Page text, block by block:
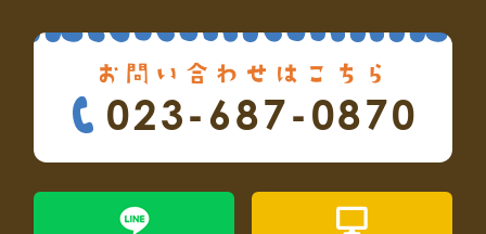
お問い合わせはこちら
023-687-0870